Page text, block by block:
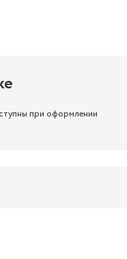
при оформлении